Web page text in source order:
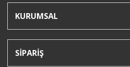
KURUMSAL
SİPARİŞ